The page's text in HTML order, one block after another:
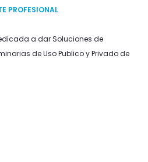
PROFESIONAL
a dar Soluciones de
de Uso Publico y Privado de